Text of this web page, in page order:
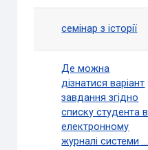
cемінар з історії
Де можна
дізнатися варіант
завдання згідно
списку студента в
електронному
журналі системи ...